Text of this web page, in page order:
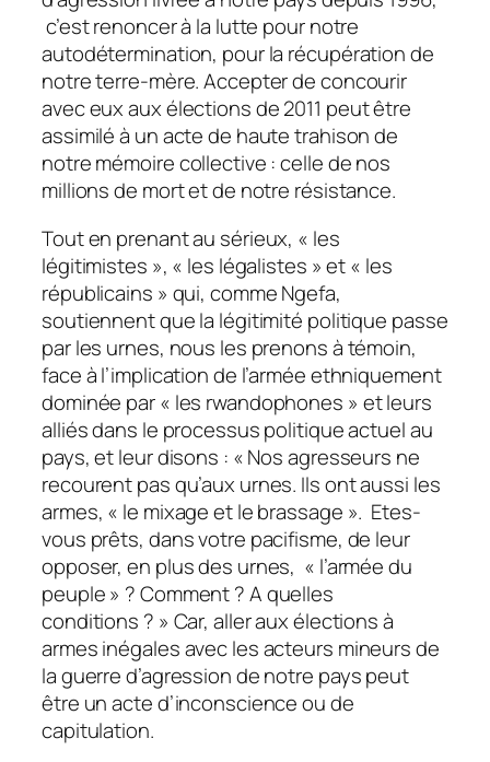
c’est renoncer à la lutte pour notre
autodétermination, pour la récupération de
notre terre-mère. Accepter de concourir
avec eux aux élections de 2011 peut être
assimilé à un acte de haute trahison de
notre mémoire collective : celle de nos
millions de mort et de notre résistance.
Tout en prenant au sérieux, « les
légitimistes », « les légalistes » et « les
républicains » qui, comme Ngefa,
soutiennent que la légitimité politique passe
par les urnes, nous les prenons à témoin,
face à l’implication de l’armée ethniquement
dominée par « les rwandophones » et leurs
alliés dans le processus politique actuel au
pays, et leur disons : « Nos agresseurs ne
recourent pas qu’aux urnes. Ils ont aussi les
armes, « le mixage et le brassage ». Etes-
vous prêts, dans votre pacifisme, de leur
opposer, en plus des urnes, « l’armée du
peuple » ? Comment ? A quelles
conditions ? » Car, aller aux élections à
armes inégales avec les acteurs mineurs de
la guerre d’agression de notre pays peut
être un acte d’inconscience ou de
capitulation.